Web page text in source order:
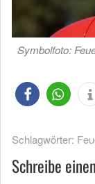
Symbolfoto:
Schlagwörter:
Schreibe